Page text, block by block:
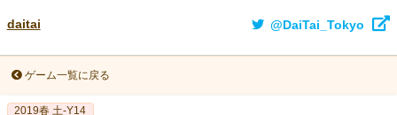
daitai @DaiTai_Tokyo
ゲーム一覧に戻る
2019春 土-Y14